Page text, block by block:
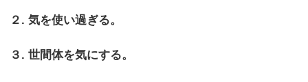
２. 気を使い過ぎる。
３. 世間体を気にする。